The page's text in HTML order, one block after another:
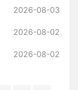
2026-08-03
2026-08-02
2026-08-02